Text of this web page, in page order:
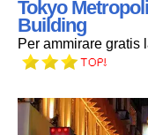
Tokyo
Building
Per ammirare gratis